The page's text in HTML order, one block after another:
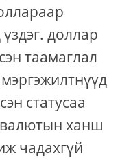
доллар
таамаглал
статусаа
ханш
чадахгүй